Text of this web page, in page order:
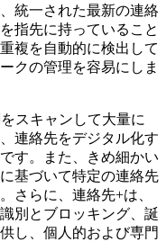
統一された最新の連絡
指先に持っていること
複を自動的に検出して
クの管理を容易にしま
スキャンして大量に
連絡先をデジタル化す
す。また、きめ細かい
基づいて特定の連絡先
さらに、連絡先+は、
別とブロッキング、誕
し、個人的および専門